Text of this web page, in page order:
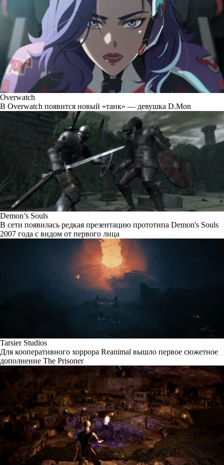
Overwatch
В Overwatch появится новый «танк» — девушка D.Mon
Demon’s Souls
В сети появилась редкая презентацию прототипа Demon's Souls
2007 года с видом от первого лица
Tarsier Studios
Для кооперативного хоррора Reanimal вышло первое сюжетное
дополнение The Prisoner